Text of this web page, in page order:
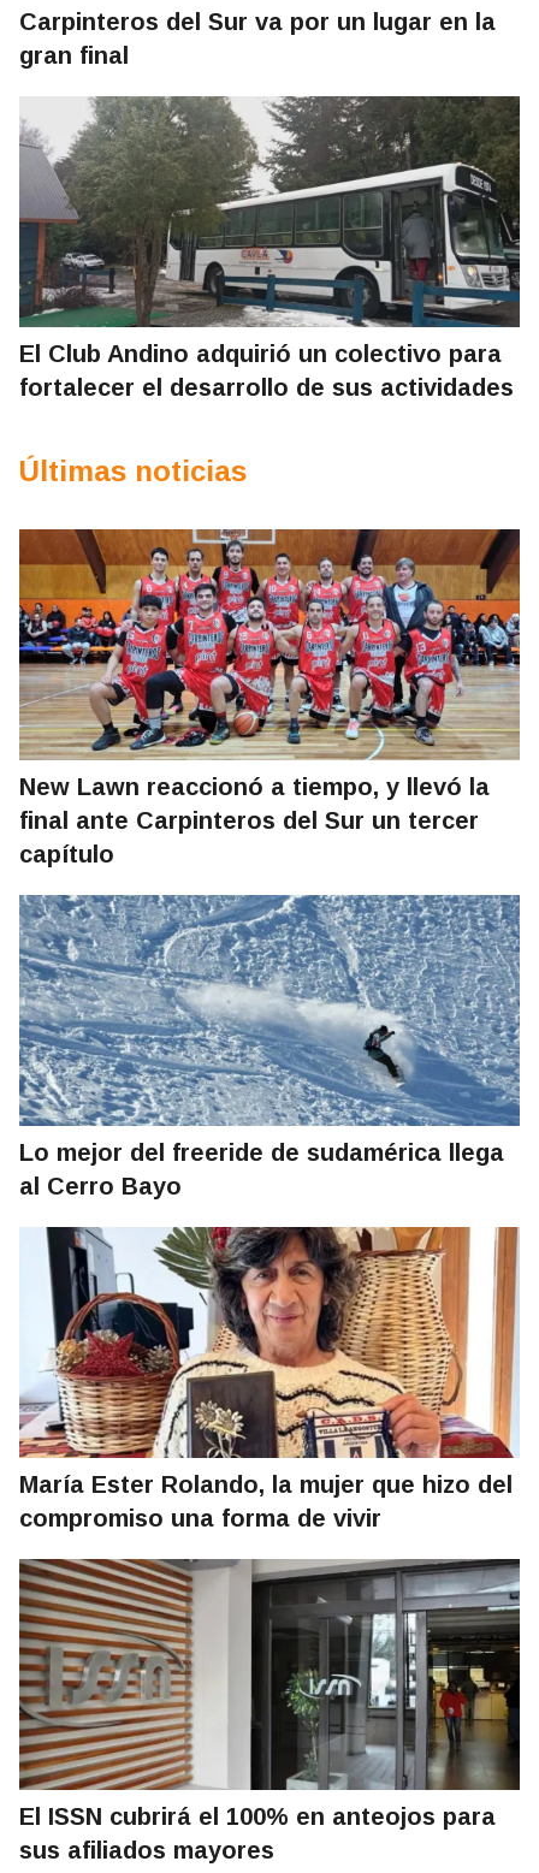
Carpinteros del Sur va por un lugar en la
gran final
El Club Andino adquirió un colectivo para
fortalecer el desarrollo de sus actividades
Últimas noticias
New Lawn reaccionó a tiempo, y llevó la
final ante Carpinteros del Sur un tercer
capítulo
Lo mejor del freeride de sudamérica llega
al Cerro Bayo
María Ester Rolando, la mujer que hizo del
compromiso una forma de vivir
El ISSN cubrirá el 100% en anteojos para
sus afiliados mayores